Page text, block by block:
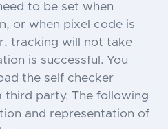
to be set when
or when pixel code is
tracking will not take
is successful. You
the self checker
third party. The following
and representation of